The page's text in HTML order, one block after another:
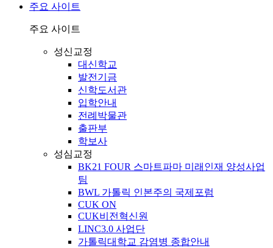
주요 사이트
주요 사이트
성신교정
대신학교
발전기금
신학도서관
입학안내
전례박물관
출판부
학보사
성심교정
BK21 FOUR 스마트파마 미래인재 양성사업
팀
BWL 가톨릭 인본주의 국제포럼
CUK ON
CUK비전혁신원
LINC3.0 사업단
가톨릭대학교 감염병 종합안내